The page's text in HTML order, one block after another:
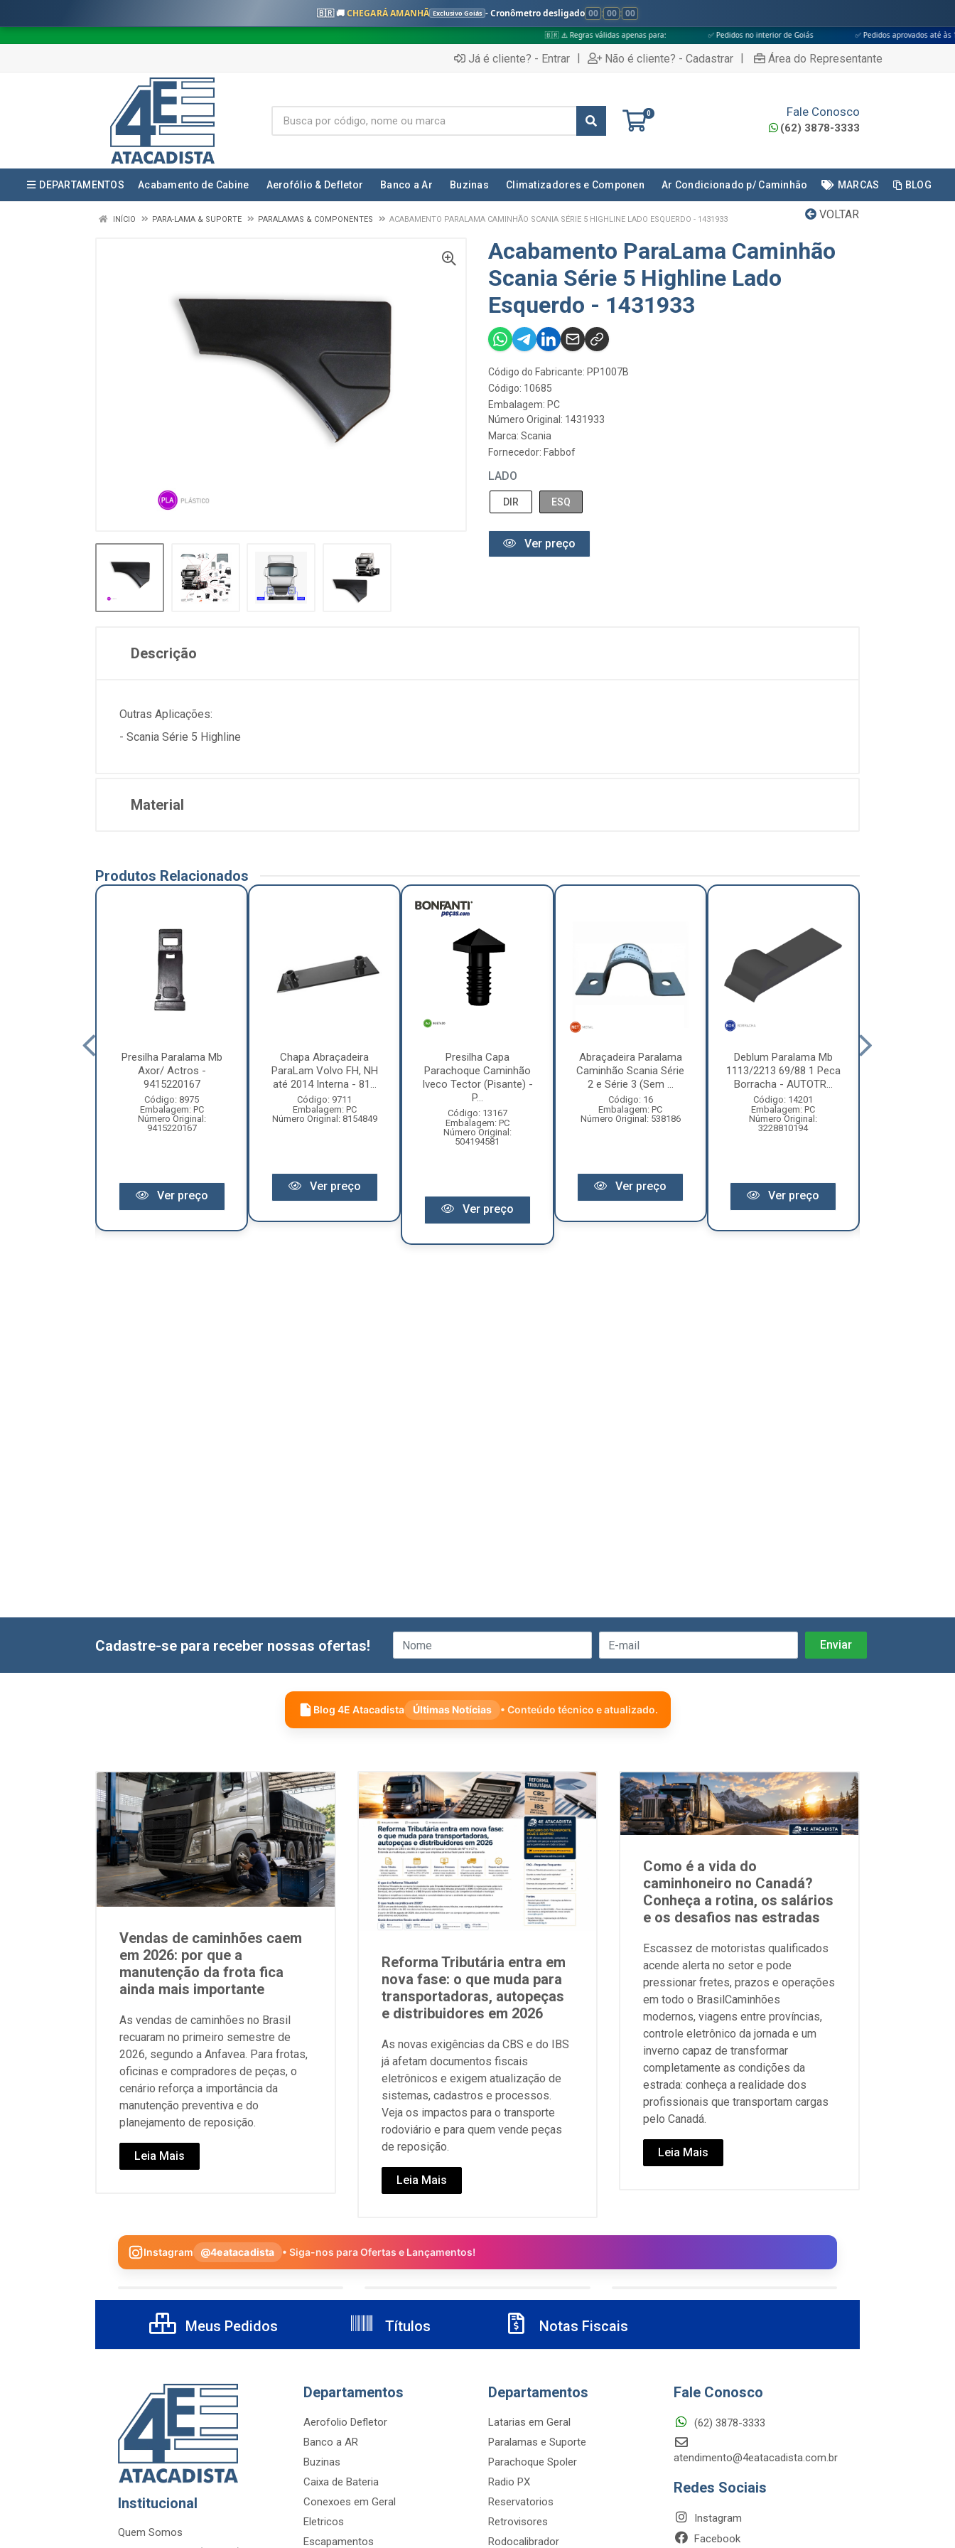
🇧🇷 🚚CHEGARÁ AMANHÃ Exclusivo Goiás - Cronômetro desligado 00 : 00 : 00
🇧🇷 ⚠️ Regras válidas apenas para: ✅ Pedidos no interior de Goiás ✅ Pedidos aprovados até às 18h ✅
Já é cliente? - Entrar | Não é cliente? - Cadastrar | Área do Representante
0 Fale Conosco
(62) 3878-3333
DEPARTAMENTOS Acabamento de Cabine Aerofólio & Defletor Banco a Ar Buzinas Climatizadores e Componen Ar Condicionado p/ Caminhão MARCAS BLOG
VOLTAR
INÍCIO PARA-LAMA & SUPORTE PARALAMAS & COMPONENTES ACABAMENTO PARALAMA CAMINHÃO SCANIA SÉRIE 5 HIGHLINE LADO ESQUERDO - 1431933
Acabamento ParaLama Caminhão
Scania Série 5 Highline Lado
Esquerdo - 1431933
Código do Fabricante: PP1007B
Código: 10685
Embalagem: PC
Número Original: 1431933
Marca: Scania
Fornecedor: Fabbof
LADO
DIR ESQ
Ver preço
Descrição
Outras Aplicações:
- Scania Série 5 Highline
Material
Produtos Relacionados
Presilha Paralama Mb
Axor/ Actros -
9415220167
Código: 8975
Embalagem: PC
Número Original:
9415220167
Ver preço
Chapa Abraçadeira
ParaLam Volvo FH, NH
até 2014 Interna - 81...
Código: 9711
Embalagem: PC
Número Original: 8154849
Ver preço
Presilha Capa
Parachoque Caminhão
Iveco Tector (Pisante) -
P...
Código: 13167
Embalagem: PC
Número Original:
504194581
Ver preço
Abraçadeira Paralama
Caminhão Scania Série
2 e Série 3 (Sem ...
Código: 16
Embalagem: PC
Número Original: 538186
Ver preço
Deblum Paralama Mb
1113/2213 69/88 1 Peca
Borracha - AUTOTR...
Código: 14201
Embalagem: PC
Número Original:
3228810194
Ver preço
Cadastre-se para receber nossas ofertas!
Blog 4E Atacadista Últimas Notícias • Conteúdo técnico e atualizado.
Vendas de caminhões caem
em 2026: por que a
manutenção da frota fica
ainda mais importante
As vendas de caminhões no Brasil
recuaram no primeiro semestre de
2026, segundo a Anfavea. Para frotas,
oficinas e compradores de peças, o
cenário reforça a importância da
manutenção preventiva e do
planejamento de reposição.
Leia Mais
Reforma Tributária entra em
nova fase: o que muda para
transportadoras, autopeças
e distribuidores em 2026
As novas exigências da CBS e do IBS
já afetam documentos fiscais
eletrônicos e exigem atualização de
sistemas, cadastros e processos.
Veja os impactos para o transporte
rodoviário e para quem vende peças
de reposição.
Leia Mais
Como é a vida do
caminhoneiro no Canadá?
Conheça a rotina, os salários
e os desafios nas estradas
Escassez de motoristas qualificados
acende alerta no setor e pode
pressionar fretes, prazos e operações
em todo o BrasilCaminhões
modernos, viagens entre províncias,
controle eletrônico da jornada e um
inverno capaz de transformar
completamente as condições da
estrada: conheça a realidade dos
profissionais que transportam cargas
pelo Canadá.
Leia Mais
Instagram @4eatacadista • Siga-nos para Ofertas e Lançamentos!
Meus Pedidos Títulos Notas Fiscais
Institucional
Quem Somos
Departamentos
Aerofolio Defletor
Banco a AR
Buzinas
Caixa de Bateria
Conexoes em Geral
Eletricos
Escapamentos
Departamentos
Latarias em Geral
Paralamas e Suporte
Parachoque Spoler
Radio PX
Reservatorios
Retrovisores
Rodocalibrador
Fale Conosco
(62) 3878-3333
atendimento@4eatacadista.com.br
Redes Sociais
Instagram
Facebook